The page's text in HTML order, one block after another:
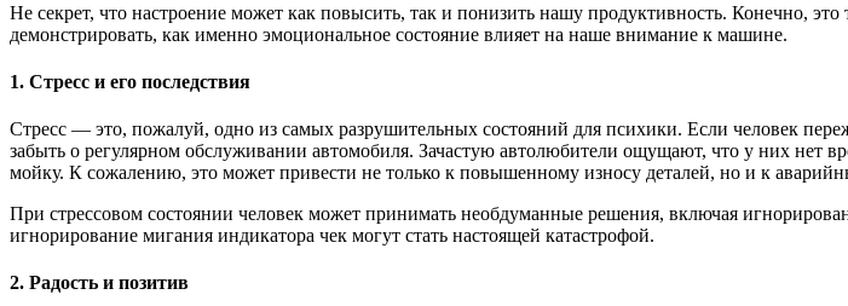
Не секрет, что настроение может как повысить, так и понизить нашу продуктивность. Конечно,
демонстрировать, как именно эмоциональное состояние влияет на наше внимание к машине.
1. Стресс и его последствия
Стресс — это, пожалуй, одно из самых разрушительных состояний для психики. Если человек
забыть о регулярном обслуживании автомобиля. Зачастую автолюбители ощущают, что у них нет
мойку. К сожалению, это может привести не только к повышенному износу деталей, но и к
При стрессовом состоянии человек может принимать необдуманные решения, включая
игнорирование мигания индикатора чек могут стать настоящей катастрофой.
2. Радость и позитив